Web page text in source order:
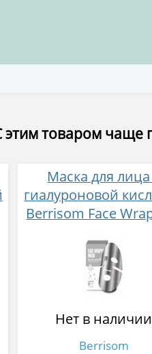
этим товаром чаще
Маска для лица
гиалуроновой
Berrisom Face
Solution 80 27 мл
Нет в наличии
Berrisom